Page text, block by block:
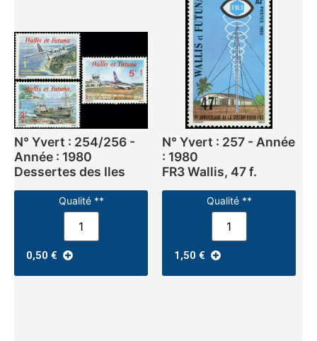
N° Yvert : 254/256 -
Année : 1980
Dessertes des Iles
Qualité **
0,50 €
N° Yvert : 257 - Année
: 1980
FR3 Wallis, 47 f.
Qualité **
1,50 €